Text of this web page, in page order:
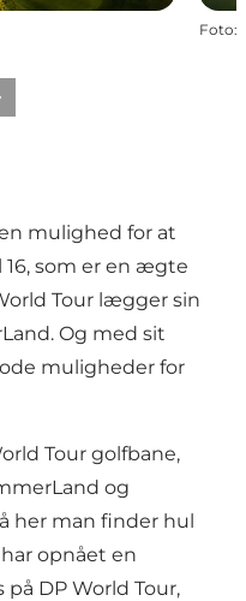
Foto:
mulighed for at
som er en ægte
Tour lægger sin
Og med sit
muligheder for
Tour golfbane,
og
her man finder hul
har opnået en
DP World Tour,